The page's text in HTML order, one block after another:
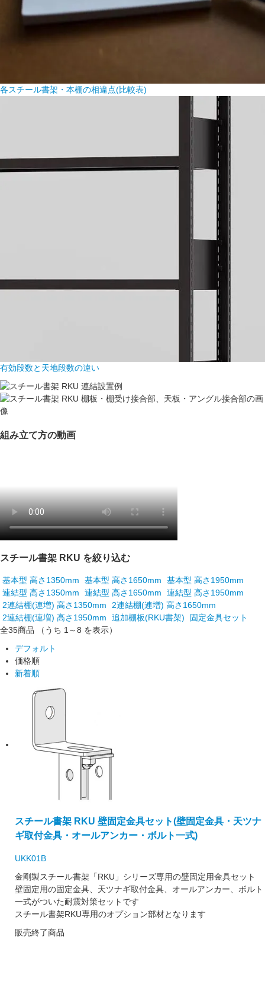
各スチール書架・本棚の相違点(比較表)
有効段数と天地段数の違い
組み立て方の動画
スチール書架 RKU を絞り込む
基本型 高さ1350mm 基本型 高さ1650mm
基本型 高さ1950mm
連結型 高さ1350mm
連結型 高さ1650mm
連結型 高さ1950mm
2連結棚(連増) 高さ1350mm
2連結棚(連増) 高さ1650mm
2連結棚(連増) 高さ1950mm
追加棚板(RKU書架)
固定金具セット
全35商品 （うち 1～8 を表示）
デフォルト
価格順
新着順
スチール書架 RKU 壁固定金具セット(壁固定金具・天ツナ
ギ取付金具・オールアンカー・ボルト一式)
UKK01B
金剛製スチール書架「RKU」シリーズ専用の壁固定用金具セット
壁固定用の固定金具、天ツナギ取付金具、オールアンカー、ボルト
一式がついた耐震対策セットです
スチール書架RKU専用のオプション部材となります
販売終了商品